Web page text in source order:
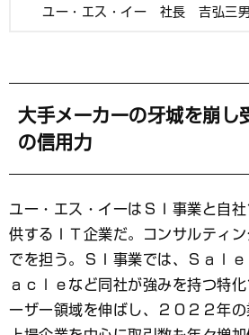
ユー・エス・イー 社長 吉弘三
大手メーカーの牙城を崩し
の信用力
ユー・エス・イーはＳＩ事業と自
供するＩＴ企業だ。コンサルティ
でを担う。ＳＩ事業では、Ｓａｌｅ
ａｃｌｅなど同社が強みを持つ特
ーザー領域を伸ばし、２０２２年